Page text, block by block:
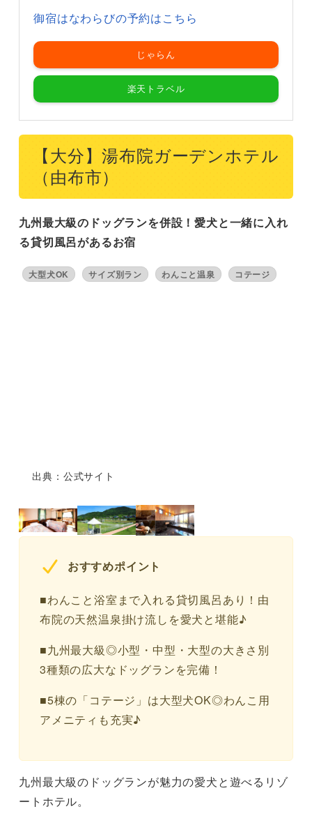
御宿はなわらびの予約はこちら
じゃらん
楽天トラベル
【大分】湯布院ガーデンホテル
（由布市）
九州最大級のドッグランを併設！愛犬と一緒に入れ
る貸切風呂があるお宿
大型犬OK サイズ別ラン わんこと温泉 コテージ
出典：公式サイト
おすすめポイント
■わんこと浴室まで入れる貸切風呂あり！由
布院の天然温泉掛け流しを愛犬と堪能♪
■九州最大級◎小型・中型・大型の大きさ別
3種類の広大なドッグランを完備！
■5棟の「コテージ」は大型犬OK◎わんこ用
アメニティも充実♪
九州最大級のドッグランが魅力の愛犬と遊べるリゾ
ートホテル。